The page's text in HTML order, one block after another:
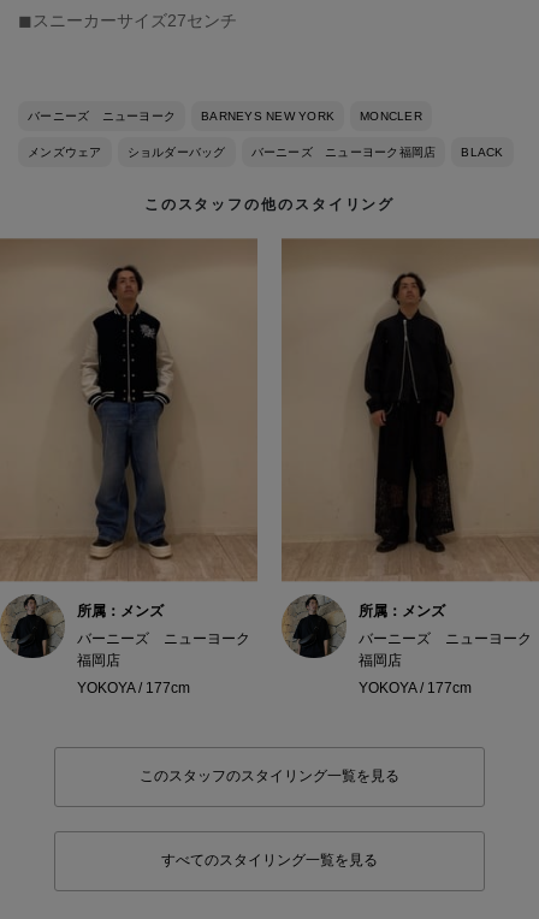
◼︎スニーカーサイズ27センチ
バーニーズ ニューヨーク BARNEYS NEW YORK MONCLER
メンズウェア ショルダーバッグ バーニーズ ニューヨーク福岡店 BLACK
このスタッフの他のスタイリング
所属：メンズ
バーニーズ ニューヨーク
福岡店
YOKOYA / 177cm
所属：メンズ
バーニーズ ニューヨーク
福岡店
YOKOYA / 177cm
このスタッフのスタイリング一覧を見る
すべてのスタイリング一覧を見る